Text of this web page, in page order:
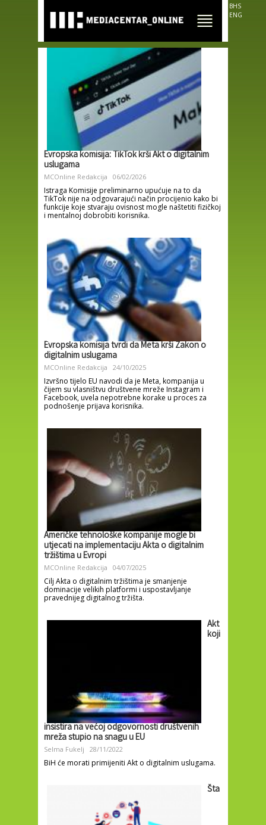
main
content
BHS
ENG
Evropska komisija: TikTok krši Akt o digitalnim
uslugama
MCOnline Redakcija 06/02/2026
Istraga Komisije preliminarno upućuje na to da
TikTok nije na odgovarajući način procijenio kako bi
funkcije koje stvaraju ovisnost mogle naštetiti fizičkoj
i mentalnoj dobrobiti korisnika.
Evropska komisija tvrdi da Meta krši Zakon o
digitalnim uslugama
MCOnline Redakcija 24/10/2025
Izvršno tijelo EU navodi da je Meta, kompanija u
čijem su vlasništvu društvene mreže Instagram i
Facebook, uvela nepotrebne korake u proces za
podnošenje prijava korisnika.
Američke tehnološke kompanije mogle bi
utjecati na implementaciju Akta o digitalnim
tržištima u Evropi
MCOnline Redakcija 04/07/2025
Cilj Akta o digitalnim tržištima je smanjenje
dominacije velikih platformi i uspostavljanje
pravednijeg digitalnog tržišta.
Akt
koji
insistira na većoj odgovornosti društvenih
mreža stupio na snagu u EU
Selma Fukelj 28/11/2022
BiH će morati primijeniti Akt o digitalnim uslugama.
Šta